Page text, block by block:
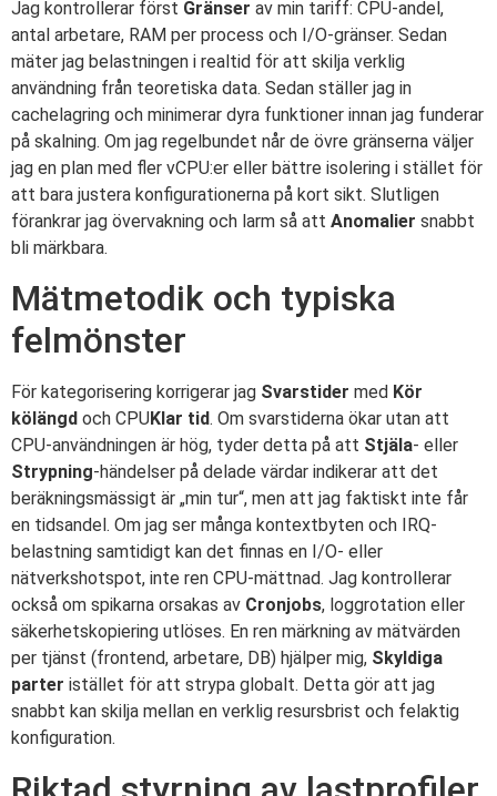
Jag kontrollerar först Gränser av min tariff: CPU-andel,
antal arbetare, RAM per process och I/O-gränser. Sedan
mäter jag belastningen i realtid för att skilja verklig
användning från teoretiska data. Sedan ställer jag in
cachelagring och minimerar dyra funktioner innan jag funderar
på skalning. Om jag regelbundet når de övre gränserna väljer
jag en plan med fler vCPU:er eller bättre isolering i stället för
att bara justera konfigurationerna på kort sikt. Slutligen
förankrar jag övervakning och larm så att Anomalier snabbt
bli märkbara.
Mätmetodik och typiska
felmönster
För kategorisering korrigerar jag Svarstider med Kör
kölängd och CPUKlar tid. Om svarstiderna ökar utan att
CPU-användningen är hög, tyder detta på att Stjäla- eller
Strypning-händelser på delade värdar indikerar att det
beräkningsmässigt är „min tur“, men att jag faktiskt inte får
en tidsandel. Om jag ser många kontextbyten och IRQ-
belastning samtidigt kan det finnas en I/O- eller
nätverkshotspot, inte ren CPU-mättnad. Jag kontrollerar
också om spikarna orsakas av Cronjobs, loggrotation eller
säkerhetskopiering utlöses. En ren märkning av mätvärden
per tjänst (frontend, arbetare, DB) hjälper mig, Skyldiga
parter istället för att strypa globalt. Detta gör att jag
snabbt kan skilja mellan en verklig resursbrist och felaktig
konfiguration.